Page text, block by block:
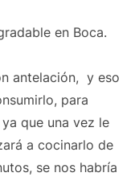
en Boca.
antelación, y eso
para
que una vez le
a cocinarlo de
se nos habría